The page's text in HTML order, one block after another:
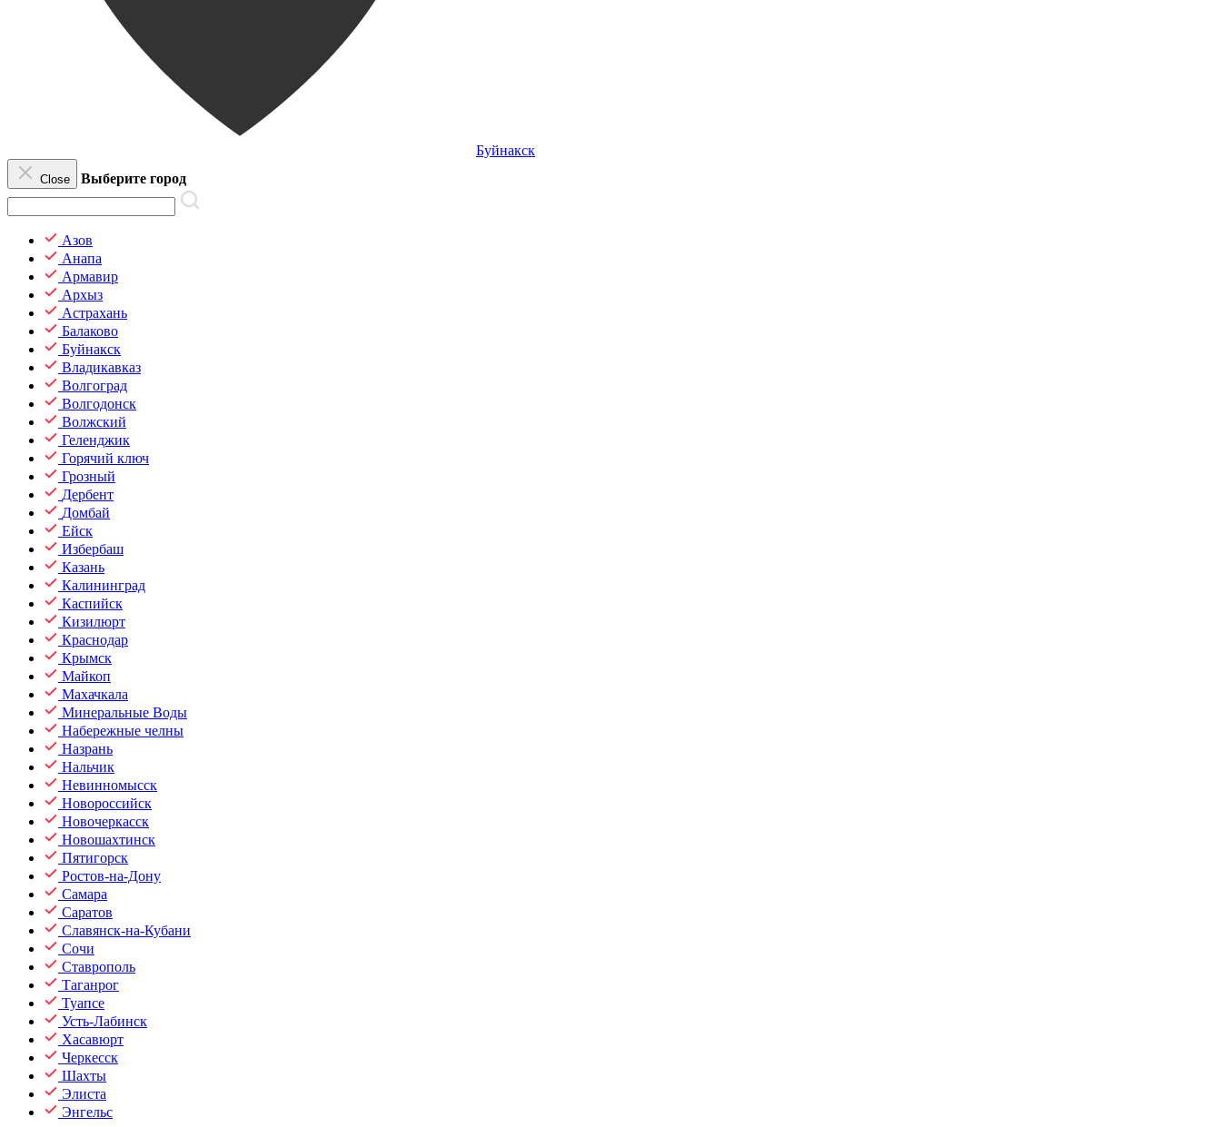
Буйнакск
Close Выберите город
Азов
Анапа
Армавир
Архыз
Астрахань
Балаково
Буйнакск
Владикавказ
Волгоград
Волгодонск
Волжский
Геленджик
Горячий ключ
Грозный
Дербент
Домбай
Ейск
Избербаш
Казань
Калининград
Каспийск
Кизилюрт
Краснодар
Крымск
Майкоп
Махачкала
Минеральные Воды
Набережные челны
Назрань
Нальчик
Невинномысск
Новороссийск
Новочеркасск
Новошахтинск
Пятигорск
Ростов-на-Дону
Самара
Саратов
Славянск-на-Кубани
Сочи
Ставрополь
Таганрог
Туапсе
Усть-Лабинск
Хасавюрт
Черкесск
Шахты
Элиста
Энгельс